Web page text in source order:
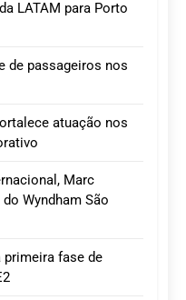
LATAM para Porto
de passageiros nos
atuação nos
Marc
Wyndham São
primeira fase de